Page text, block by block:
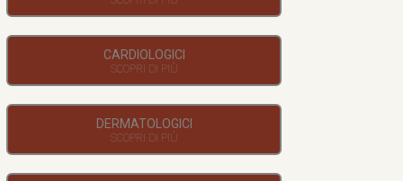
CARDIOLOGICI
DERMATOLOGICI